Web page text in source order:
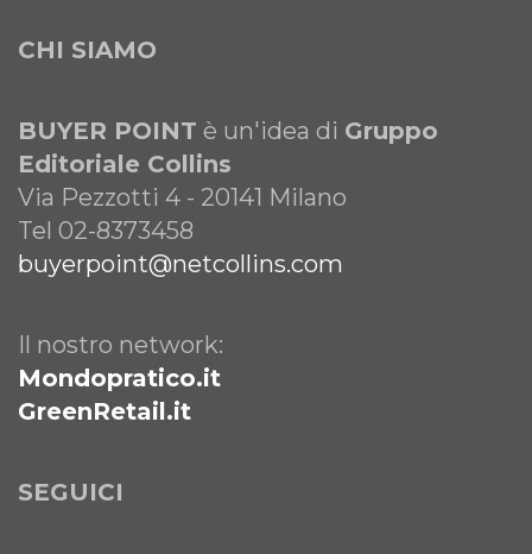
CHI SIAMO
BUYER POINT è un'idea di Gruppo
Editoriale Collins
Via Pezzotti 4 - 20141 Milano
Tel 02-8373458
buyerpoint@netcollins.com
Il nostro network:
Mondopratico.it
GreenRetail.it
SEGUICI